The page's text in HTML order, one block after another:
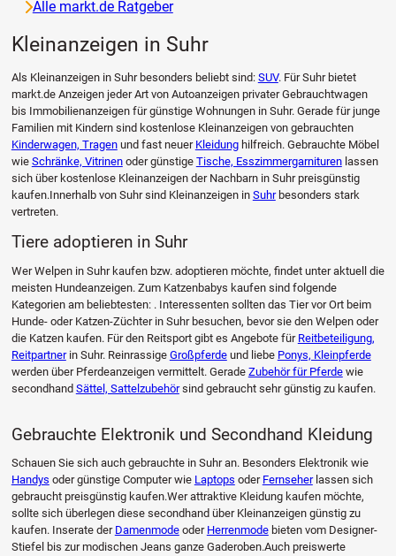
Alle markt.de Ratgeber
Kleinanzeigen in Suhr
Als Kleinanzeigen in Suhr besonders beliebt sind: SUV. Für Suhr bietet
markt.de Anzeigen jeder Art von Autoanzeigen privater Gebrauchtwagen
bis Immobilienanzeigen für günstige Wohnungen in Suhr. Gerade für junge
Familien mit Kindern sind kostenlose Kleinanzeigen von gebrauchten
Kinderwagen, Tragenund fast neuer Kleidunghilfreich. Gebrauchte Möbel
wie Schränke, Vitrinenoder günstige Tische, Esszimmergarniturenlassen
sich über kostenlose Kleinanzeigen der Nachbarn in Suhr preisgünstig
kaufen.Innerhalb von Suhr sind Kleinanzeigen in Suhrbesonders stark
vertreten.
Tiere adoptieren in Suhr
Wer Welpen in Suhr kaufen bzw. adoptieren möchte, findet unter aktuell die
meisten Hundeanzeigen. Zum Katzenbabys kaufen sind folgende
Kategorien am beliebtesten: . Interessenten sollten das Tier vor Ort beim
Hunde- oder Katzen-Züchter in Suhr besuchen, bevor sie den Welpen oder
die Katzen kaufen. Für den Reitsport gibt es Angebote für Reitbeteiligung,
Reitpartnerin Suhr. Reinrassige Großpferdeund liebe Ponys, Kleinpferde
werden über Pferdeanzeigen vermittelt. Gerade Zubehör für Pferdewie
secondhand Sättel, Sattelzubehörsind gebraucht sehr günstig zu kaufen.
Gebrauchte Elektronik und Secondhand Kleidung
Schauen Sie sich auch gebrauchte in Suhr an. Besonders Elektronik wie
Handys oder günstige Computer wie Laptops oder Fernseherlassen sich
gebraucht preisgünstig kaufen.Wer attraktive Kleidung kaufen möchte,
sollte sich überlegen diese secondhand über Kleinanzeigen günstig zu
kaufen. Inserate der Damenmodeoder Herrenmodebieten vom Designer-
Stiefel bis zur modischen Jeans ganze Gaderoben.Auch preiswerte